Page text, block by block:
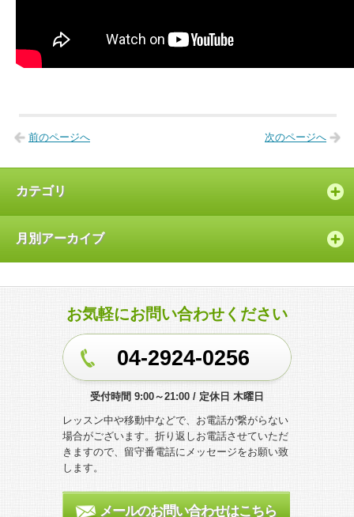
前のページへ 次のページへ
カテゴリ
月別アーカイブ
お気軽にお問い合わせください
04-2924-0256
受付時間 9:00～21:00 / 定休日 木曜日
レッスン中や移動中などで、お電話が繋がらない
場合がございます。折り返しお電話させていただ
きますので、留守番電話にメッセージをお願い致
します。
メールのお問い合わせはこちら